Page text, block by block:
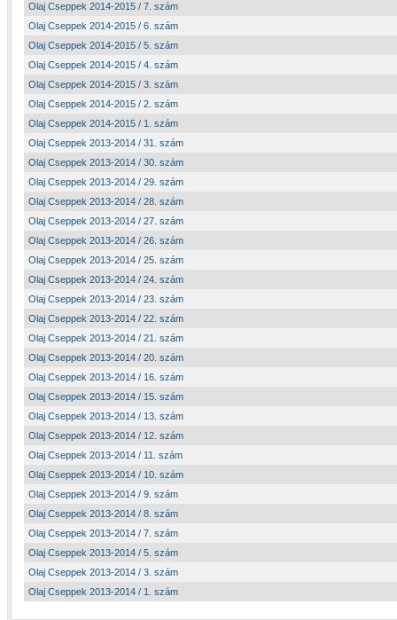
Olaj Cseppek 2014-2015 / 7. szám
Olaj Cseppek 2014-2015 / 6. szám
Olaj Cseppek 2014-2015 / 5. szám
Olaj Cseppek 2014-2015 / 4. szám
Olaj Cseppek 2014-2015 / 3. szám
Olaj Cseppek 2014-2015 / 2. szám
Olaj Cseppek 2014-2015 / 1. szám
Olaj Cseppek 2013-2014 / 31. szám
Olaj Cseppek 2013-2014 / 30. szám
Olaj Cseppek 2013-2014 / 29. szám
Olaj Cseppek 2013-2014 / 28. szám
Olaj Cseppek 2013-2014 / 27. szám
Olaj Cseppek 2013-2014 / 26. szám
Olaj Cseppek 2013-2014 / 25. szám
Olaj Cseppek 2013-2014 / 24. szám
Olaj Cseppek 2013-2014 / 23. szám
Olaj Cseppek 2013-2014 / 22. szám
Olaj Cseppek 2013-2014 / 21. szám
Olaj Cseppek 2013-2014 / 20. szám
Olaj Cseppek 2013-2014 / 16. szám
Olaj Cseppek 2013-2014 / 15. szám
Olaj Cseppek 2013-2014 / 13. szám
Olaj Cseppek 2013-2014 / 12. szám
Olaj Cseppek 2013-2014 / 11. szám
Olaj Cseppek 2013-2014 / 10. szám
Olaj Cseppek 2013-2014 / 9. szám
Olaj Cseppek 2013-2014 / 8. szám
Olaj Cseppek 2013-2014 / 7. szám
Olaj Cseppek 2013-2014 / 5. szám
Olaj Cseppek 2013-2014 / 3. szám
Olaj Cseppek 2013-2014 / 1. szám